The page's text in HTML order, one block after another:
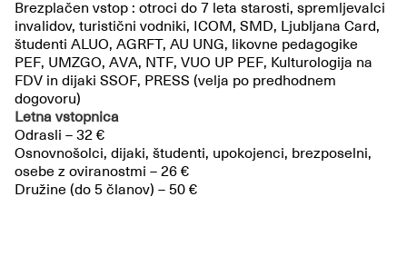
Brezplačen vstop : otroci do 7 leta starosti, spremljevalci
invalidov, turistični vodniki, ICOM, SMD, Ljubljana Card,
študenti ALUO, AGRFT, AU UNG, likovne pedagogike
PEF, UMZGO, AVA, NTF, VUO UP PEF, Kulturologija na
FDV in dijaki SSOF, PRESS (velja po predhodnem
dogovoru)
Letna vstopnica
Odrasli – 32 €
Osnovnošolci, dijaki, študenti, upokojenci, brezposelni,
osebe z oviranostmi – 26 €
Družine (do 5 članov) – 50 €